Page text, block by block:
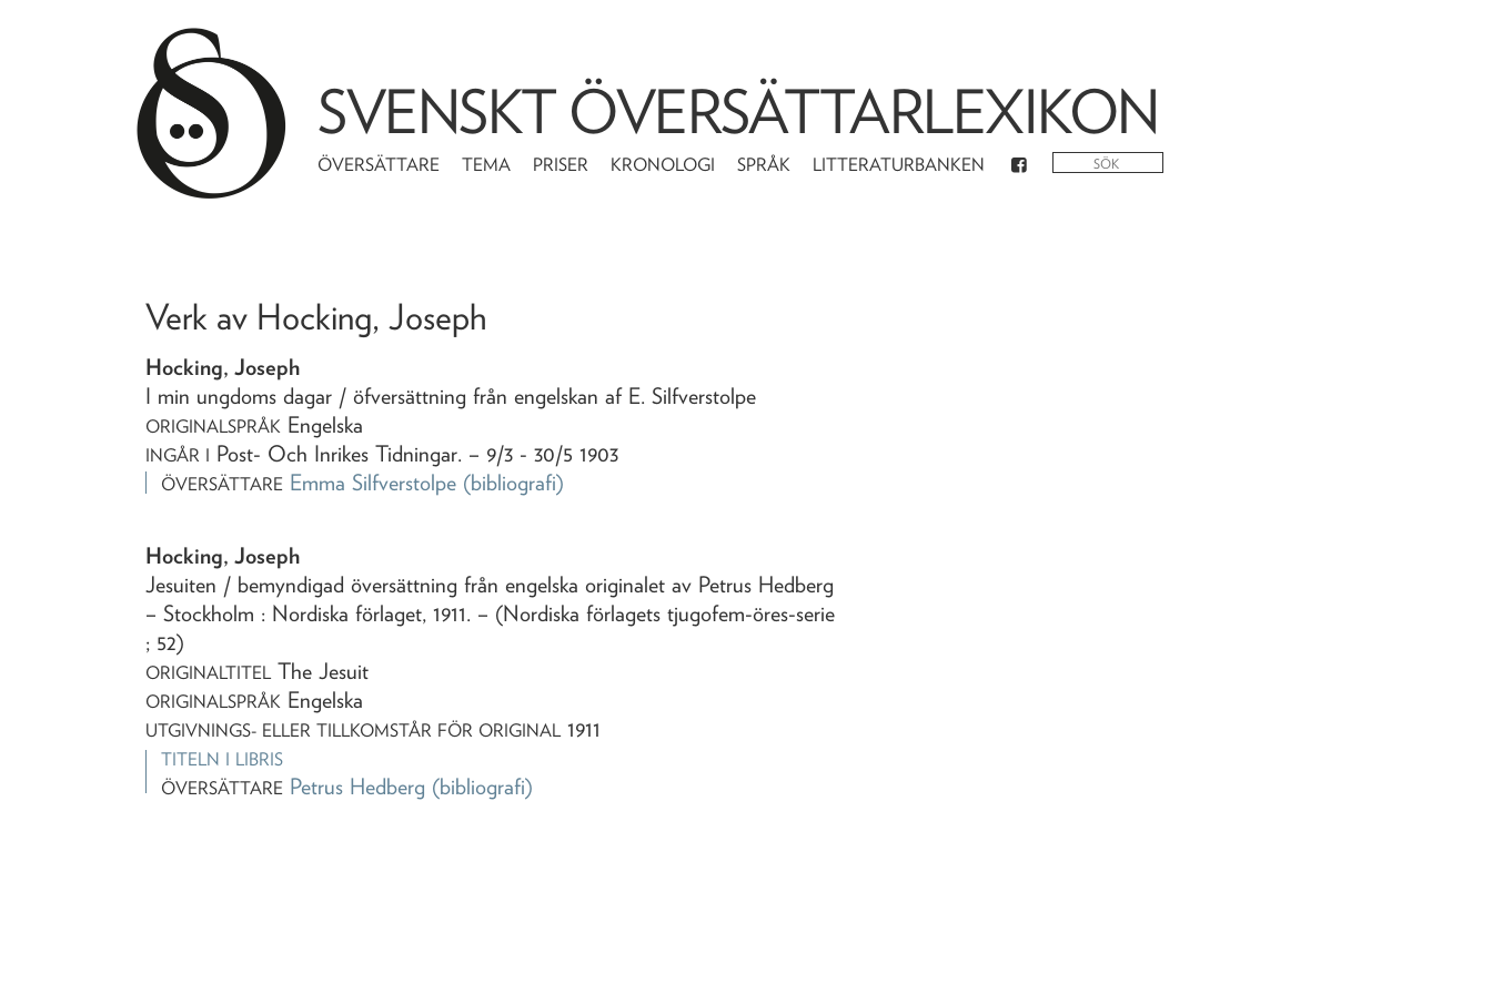
SVENSKT ÖVERSÄTTARLEXIKON
ÖVERSÄTTARE TEMA PRISER KRONOLOGI SPRÅK LITTERATURBANKEN
Verk av Hocking, Joseph
Hocking, Joseph
I min ungdoms dagar / öfversättning från engelskan af E. Silfverstolpe
ORIGINALSPRÅK Engelska
INGÅR I Post- Och Inrikes Tidningar. – 9/3 - 30/5 1903
ÖVERSÄTTARE Emma Silfverstolpe (bibliografi)
Hocking, Joseph
Jesuiten / bemyndigad översättning från engelska originalet av Petrus Hedberg
– Stockholm : Nordiska förlaget,1911. – (Nordiska förlagets tjugofem-öres-serie
; 52)
ORIGINALTITEL The Jesuit
ORIGINALSPRÅK Engelska
UTGIVNINGS- ELLER TILLKOMSTÅR FÖR ORIGINAL 1911
TITELN I LIBRIS
ÖVERSÄTTARE Petrus Hedberg (bibliografi)